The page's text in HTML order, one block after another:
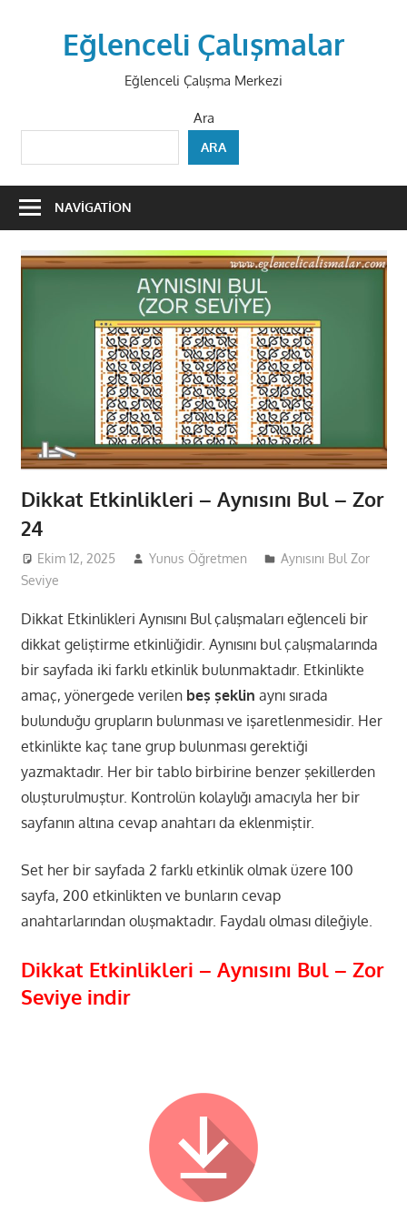
Eğlenceli Çalışmalar
Eğlenceli Çalışma Merkezi
Ara
ARA
NAVIGATION
Dikkat Etkinlikleri – Aynısını Bul – Zor
24
Ekim 12, 2025 Yunus Öğretmen
Aynısını Bul Zor
Seviye
Dikkat Etkinlikleri Aynısını Bul çalışmaları eğlenceli bir
dikkat geliştirme etkinliğidir. Aynısını bul çalışmalarında
bir sayfada iki farklı etkinlik bulunmaktadır. Etkinlikte
amaç, yönergede verilen beş şeklin aynı sırada
bulunduğu grupların bulunması ve işaretlenmesidir. Her
etkinlikte kaç tane grup bulunması gerektiği
yazmaktadır. Her bir tablo birbirine benzer şekillerden
oluşturulmuştur. Kontrolün kolaylığı amacıyla her bir
sayfanın altına cevap anahtarı da eklenmiştir.
Set her bir sayfada 2 farklı etkinlik olmak üzere 100
sayfa, 200 etkinlikten ve bunların cevap
anahtarlarından oluşmaktadır. Faydalı olması dileğiyle.
Dikkat Etkinlikleri – Aynısını Bul – Zor
Seviye indir